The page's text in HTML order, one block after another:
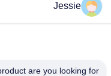
Jessie
are you looking for?